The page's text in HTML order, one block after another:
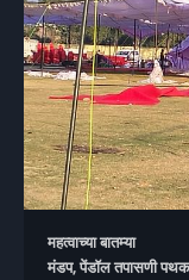
महत्वाच्या बातम्या
मंडप, पेंडॉल तपासणी